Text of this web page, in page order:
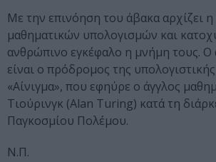
Με την επινόηση του άβακα αρχίζει
μαθηματικών υπολογισμών και
ανθρώπινο εγκέφαλο η μνήμη τους. Ο
είναι ο πρόδρομος της
«Αίνιγμα», που εφηύρε ο άγγλος
Τιούρινγκ (Alan Turing) κατά τη
Παγκοσμίου Πολέμου.
Ν.Π.